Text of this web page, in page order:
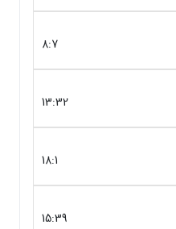
8:7
13:32
18:1
15:39